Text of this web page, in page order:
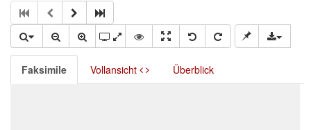
Faksimile Vollansicht Überblick